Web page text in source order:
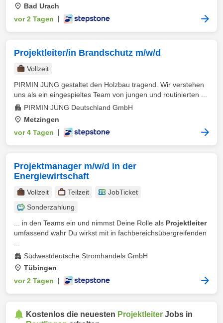
Bad Urach
vor 2 Tagen
Projektleiter/in Brandschutz m/w/d
Vollzeit
PIRMIN JUNG gestaltet den Holzbau tragend. Wir verstehen
uns als ein eingespieltes Team von jungen und routinierten ...
PIRMIN JUNG Deutschland GmbH
Metzingen
vor 4 Tagen
Projektmanager m/w/d in der
Energiewirtschaft
Vollzeit Teilzeit
JobTicket
Sonderzahlung
... in den Teams ein und nimmst Deine Rolle als Projektleiter
umfassend wahr Du wirkst mit in fachbereichsübergreifenden
Südwestdeutsche Stromhandels GmbH
Tübingen
vor 2 Tagen
Kostenlos die neuesten Projektleiter Jobs in